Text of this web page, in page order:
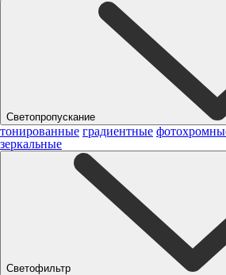
Светопропускание
тонированные градиентные
зеркальные
Светофильтр